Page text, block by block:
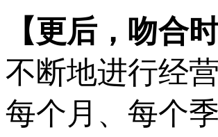
【更后，吻合
不断地进行经
每个月、每个